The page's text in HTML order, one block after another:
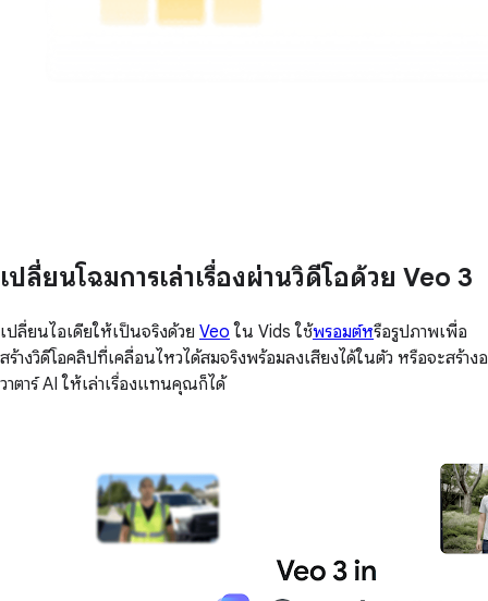
เปลี่ยนโฉมการเล่าเรื่องผ่านวิดีโอด้วย Veo 3
เปลี่ยนไอเดียให้เป็นจริงด้วย Veo ใน Vids ใช้พรอมต์หรือรูปภาพเพื่อ
สร้างวิดีโอคลิปที่เคลื่อนไหวได้สมจริงพร้อมลงเสียงได้ในตัว หรือจะสร้างอ
วาตาร์ AI ให้เล่าเรื่องแทนคุณก็ได้